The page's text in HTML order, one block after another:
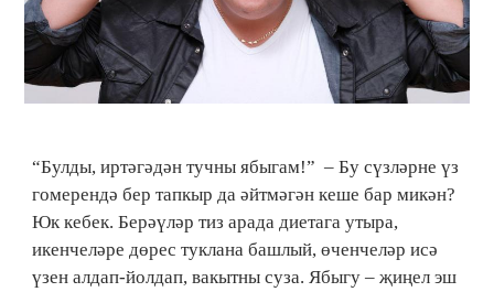
“Булды, иртәгәдән тучны ябыгам!” – Бу сүзләрне үз
гомерендә бер тапкыр да әйтмәгән кеше бар микән?
Юк кебек. Берәүләр тиз арада диетага утыра,
икенчеләре дөрес туклана башлый, өченчеләр исә
үзен алдап-йолдап, вакытны суза. Ябыгу – җиңел эш